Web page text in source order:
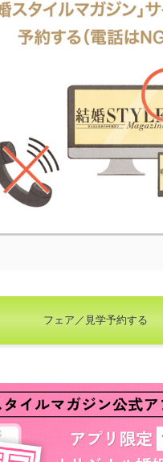
フェア／見学予約する